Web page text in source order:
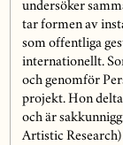
undersöker
tar formen av
som offentliga
internationellt.
och genomför
projekt. Hon
och är
Artistic